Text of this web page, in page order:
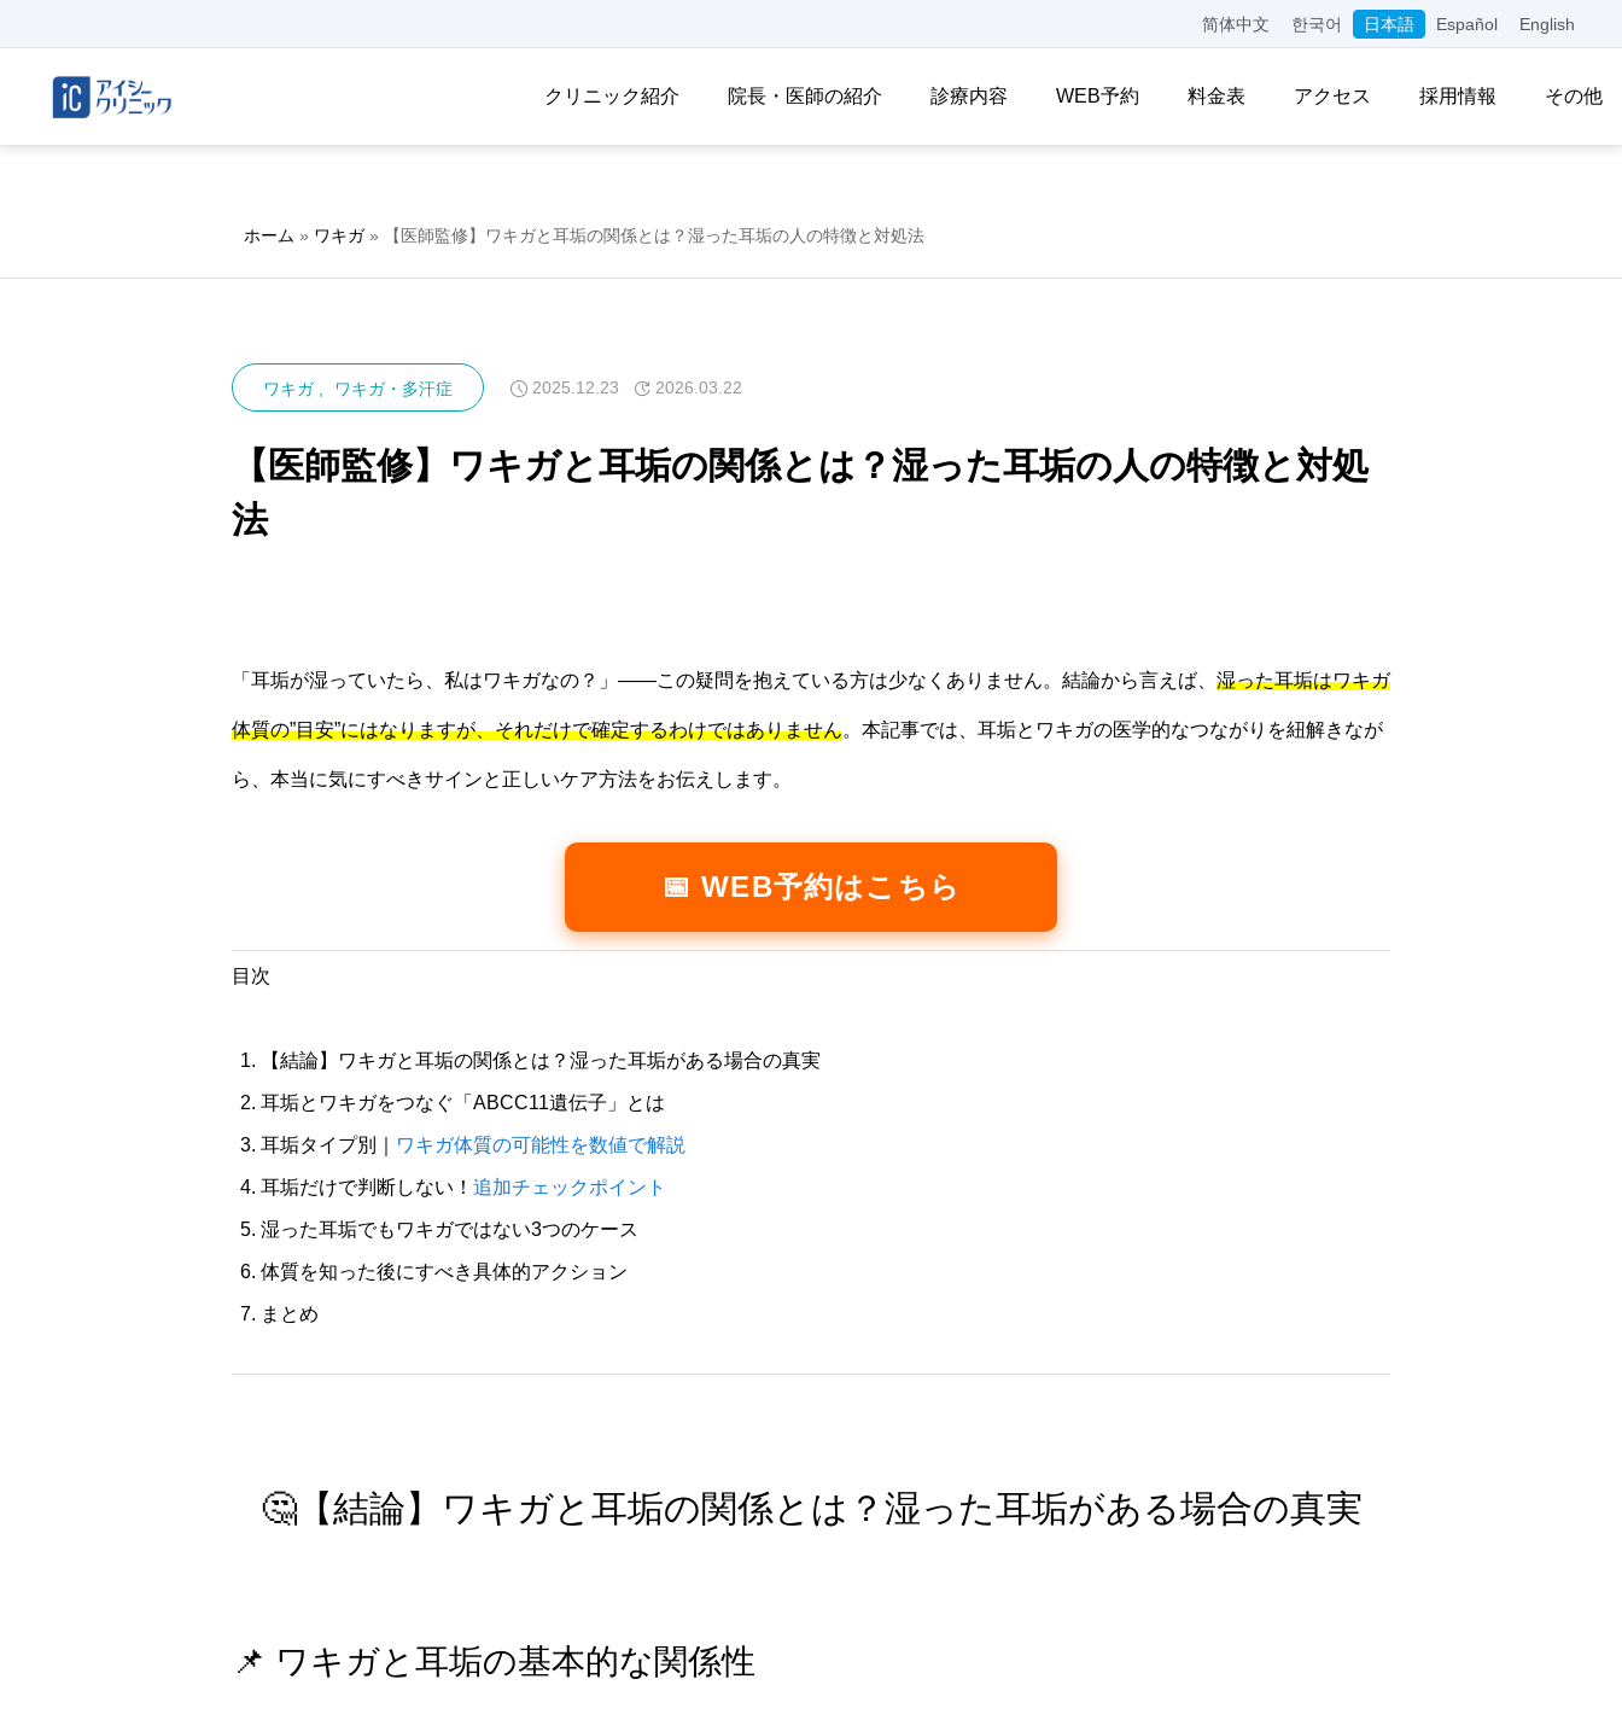
简体中文 한국어 日本語 Español English
クリニック紹介 院長・医師の紹介 診療内容 WEB予約 料金表 アクセス 採用情報 その他
ホーム » ワキガ» 【医師監修】ワキガと耳垢の関係とは？湿った耳垢の人の特徴と対処法
ワキガ ワキガ・多汗症 2025.12.23 2026.03.22
【医師監修】ワキガと耳垢の関係とは？湿った耳垢の人の特徴と対処
法
「耳垢が湿っていたら、私はワキガなの？」——この疑問を抱えている方は少なくありません。結論から言えば、 湿った耳垢はワキガ
体質の”目安”にはなりますが、それだけで確定するわけではありません。本記事では、耳垢とワキガの医学的なつながりを紐解きなが
ら、本当に気にすべきサインと正しいケア方法をお伝えします。
📅 WEB予約はこちら
目次
【結論】ワキガと耳垢の関係とは？湿った耳垢がある場合の真実
耳垢とワキガをつなぐ「ABCC11遺伝子」とは
耳垢タイプ別｜ ワキガ体質の可能性を数値で解説
耳垢だけで判断しない！ 追加チェックポイント
湿った耳垢でもワキガではない3つのケース
体質を知った後にすべき具体的アクション
まとめ
🤔【結論】ワキガと耳垢の関係とは？湿った耳垢がある場合の真実
📌 ワキガと耳垢の基本的な関係性